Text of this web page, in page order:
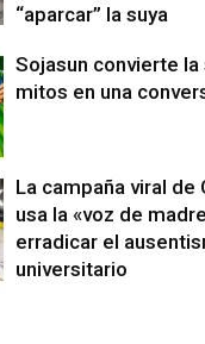
“aparcar” la suya
Sojasun convierte la
mitos en una
La campaña viral de
usa la «voz de
erradicar el
universitario